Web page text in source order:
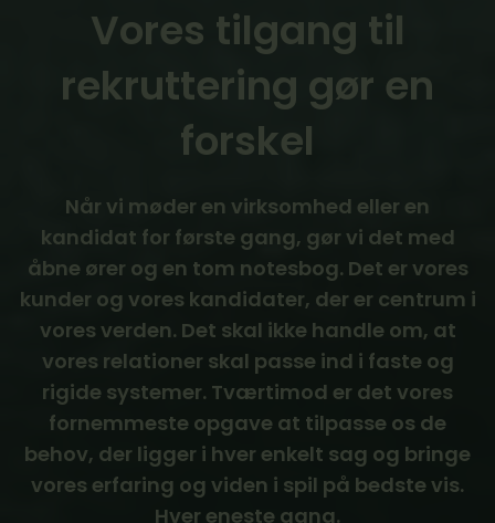
Vores tilgang til
rekruttering gør en
forskel
Når vi møder en virksomhed eller en
kandidat for første gang, gør vi det med
åbne ører og en tom notesbog. Det er vores
kunder og vores kandidater, der er centrum i
vores verden. Det skal ikke handle om, at
vores relationer skal passe ind i faste og
rigide systemer. Tværtimod er det vores
fornemmeste opgave at tilpasse os de
behov, der ligger i hver enkelt sag og bringe
vores erfaring og viden i spil på bedste vis.
Hver eneste gang.